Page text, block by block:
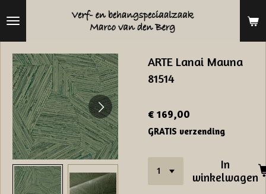
de
hoofdinhoud
ARTE Lanai Mauna
81514
€ 169,00
GRATIS verzending
In
winkelwagen